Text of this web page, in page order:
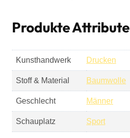
Produkte Attribute
Kunsthandwerk Drucken
Stoff & Material Baumwolle
Geschlecht Männer
Schauplatz Sport